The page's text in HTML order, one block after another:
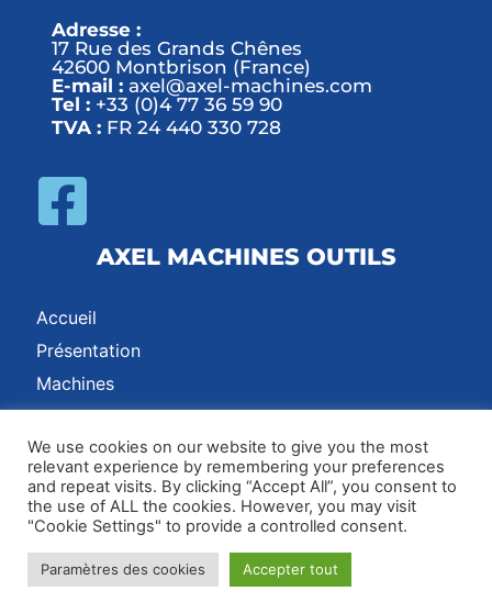
AXEL MACHINES OUTILS
Accueil
Présentation
Machines
Contact
Adresse :
17 Rue des Grands Chênes
42600 Montbrison (France)
E-mail : axel@axel-machines.com
Tel : +33 (0)4 77 36 59 90
TVA : FR 24 440 330 728
Adresse :17 Rue des Grands Chênes, 42600, Montbrison, France /
Email :axel@axel-machines.com
Contact | CGV
We use cookies on our website to give you the most
relevant experience by remembering your preferences
and repeat visits. By clicking “Accept All”, you consent to
the use of ALL the cookies. However, you may visit
"Cookie Settings" to provide a controlled consent.
Paramètres des cookies Accepter tout